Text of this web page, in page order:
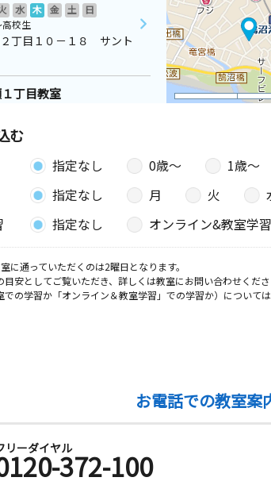
水 木 金 土
日
校生
丁目１０－１８ サント
丁目教室
高校生
目５‐３
木 金 土 日
校生
３‐１‐３１４
北教室
水 木 金 土
日
Ｓ ＢＬＤ３Ｆ
小南教室
む
指定なし 0歳〜 1歳〜
指定なし 月 火
指定なし オンライン&教室学習
通っていただくのは2曜日となります。
安としてご覧いただき、詳しくは教室にお問い合わせくだ
の学習か「オンライン＆教室学習」での学習か）について
お電話での教室案
リーダイヤル372-100